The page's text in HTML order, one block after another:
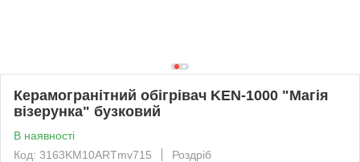
Керамогранітний обігрівач KEN-1000 "Магія
візерунка" бузковий
В наявності
Код: 3163KM10ARTmv715
Роздріб